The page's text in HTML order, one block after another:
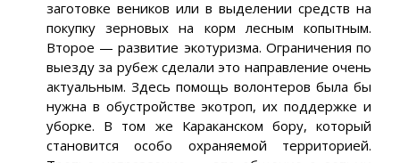
заготовке веников или в выделении средств на
покупку зерновых на корм лесным копытным.
Второе — развитие экотуризма. Ограничения по
выезду за рубеж сделали это направление очень
актуальным. Здесь помощь волонтеров была бы
нужна в обустройстве экотроп, их поддержке и
уборке. В том же Караканском бору, который
становится особо охраняемой территорией.